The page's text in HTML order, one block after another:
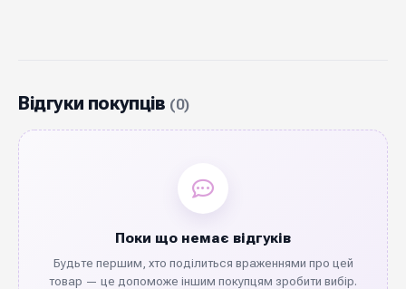
Відгуки покупців (0)
Поки що немає відгуків
Будьте першим, хто поділиться враженнями про цей
товар — це допоможе іншим покупцям зробити вибір.